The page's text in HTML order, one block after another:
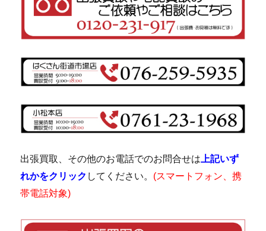
出張買取、その他のお電話でのお問合せは 上記いず
れかをクリック してください。 (スマートフォン、携
帯電話対象)